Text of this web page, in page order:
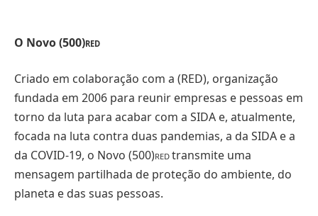
O Novo (500)RED
Criado em colaboração com a (RED), organização
fundada em 2006 para reunir empresas e pessoas em
torno da luta para acabar com a SIDA e, atualmente,
focada na luta contra duas pandemias, a da SIDA e a
da COVID-19, o Novo (500)RED transmite uma
mensagem partilhada de proteção do ambiente, do
planeta e das suas pessoas.